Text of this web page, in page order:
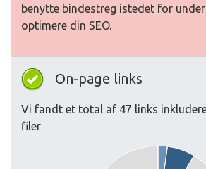
benytte bindestreg istedet for
optimere din SEO.
On-page links
Vi fandt et total af 47 links
filer